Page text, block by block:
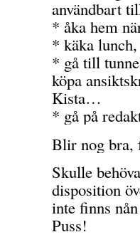
användbart
* åka hem
* käka
* gå till
köpa
Kista…
* gå på
Blir nog bra,
Skulle
disposition
inte finns
Puss!